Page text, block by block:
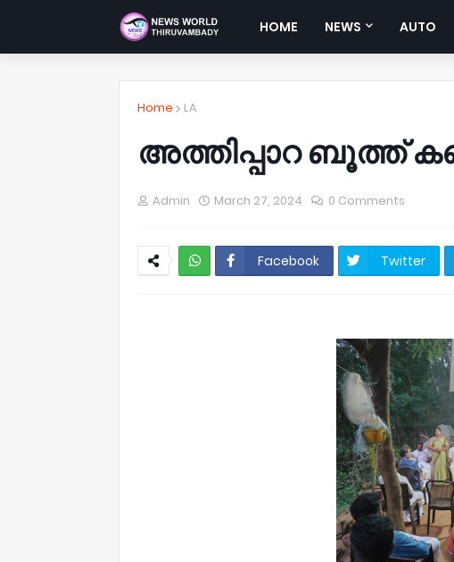
HOME NEWS AUTO
Home LA
അത്തിപ്പാറ ബൂത്ത്
Admin March 27, 2024 0 Comments
Facebook Twitter